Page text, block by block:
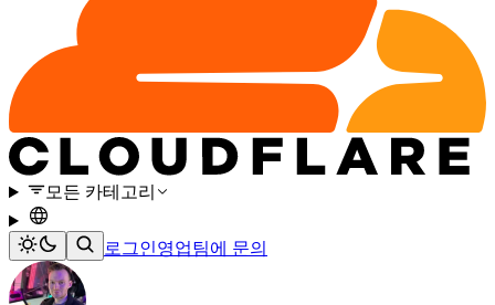
모든 카테고리
로그인영업팀에 문의